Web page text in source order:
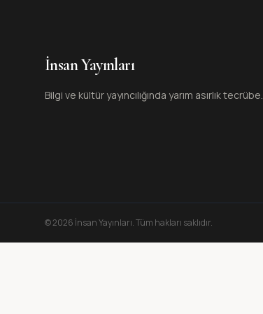
İnsan Yayınları
Bilgi ve kültür yayıncılığında yarım asırlık tecrübe.
©2026 İnsan Yayınları. Tüm hakları saklıdır.